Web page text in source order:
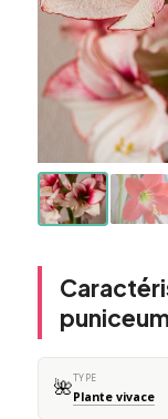
🌺TYPE
Plante vivace